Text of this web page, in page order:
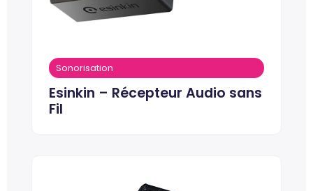
Sonorisation
Esinkin – Récepteur Audio sans
Fil